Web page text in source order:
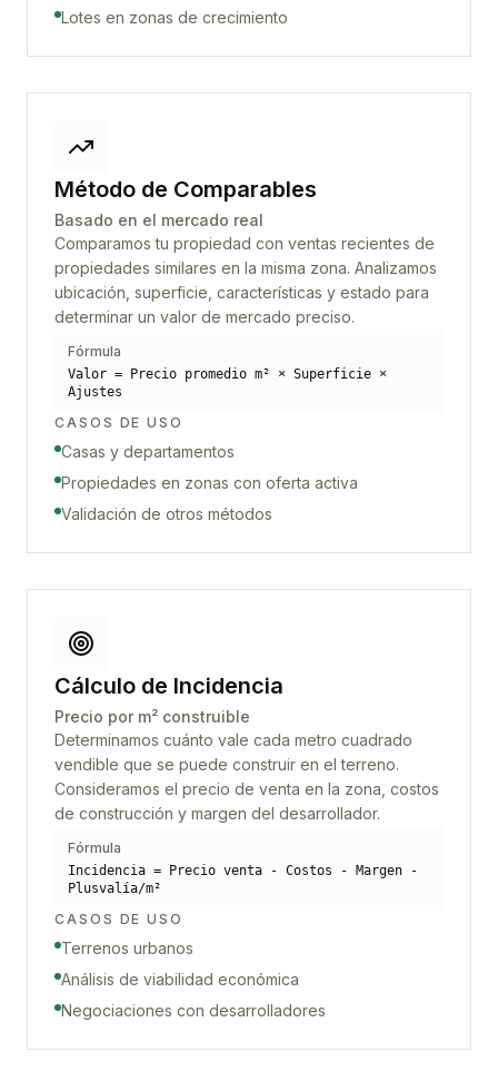
Lotes en zonas de crecimiento
Método de Comparables
Basado en el mercado real
Comparamos tu propiedad con ventas recientes de
propiedades similares en la misma zona. Analizamos
ubicación, superficie, características y estado para
determinar un valor de mercado preciso.
Fórmula
Valor = Precio promedio m² × Superficie ×
Ajustes
CASOS DE USO
Casas y departamentos
Propiedades en zonas con oferta activa
Validación de otros métodos
Cálculo de Incidencia
Precio por m² construible
Determinamos cuánto vale cada metro cuadrado
vendible que se puede construir en el terreno.
Consideramos el precio de venta en la zona, costos
de construcción y margen del desarrollador.
Fórmula
Incidencia = Precio venta - Costos - Margen -
Plusvalía/m²
CASOS DE USO
Terrenos urbanos
Análisis de viabilidad económica
Negociaciones con desarrolladores